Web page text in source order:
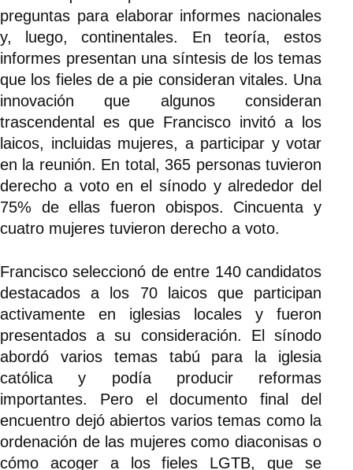
preguntas para elaborar informes nacionales
y, luego, continentales. En teoría, estos
informes presentan una síntesis de los temas
que los fieles de a pie consideran vitales. Una
innovación que algunos consideran
trascendental es que Francisco invitó a los
laicos, incluidas mujeres, a participar y votar
en la reunión. En total, 365 personas tuvieron
derecho a voto en el sínodo y alrededor del
75% de ellas fueron obispos. Cincuenta y
cuatro mujeres tuvieron derecho a voto.
Francisco seleccionó de entre 140 candidatos
destacados a los 70 laicos que participan
activamente en iglesias locales y fueron
presentados a su consideración. El sínodo
abordó varios temas tabú para la iglesia
católica y podía producir reformas
importantes. Pero el documento final del
encuentro dejó abiertos varios temas como la
ordenación de las mujeres como diaconisas o
cómo acoger a los fieles LGTB, que se